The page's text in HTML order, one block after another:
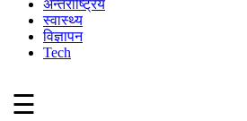
अन्तर्राष्ट्रिय
स्वास्थ्य
विज्ञापन
Tech
☰